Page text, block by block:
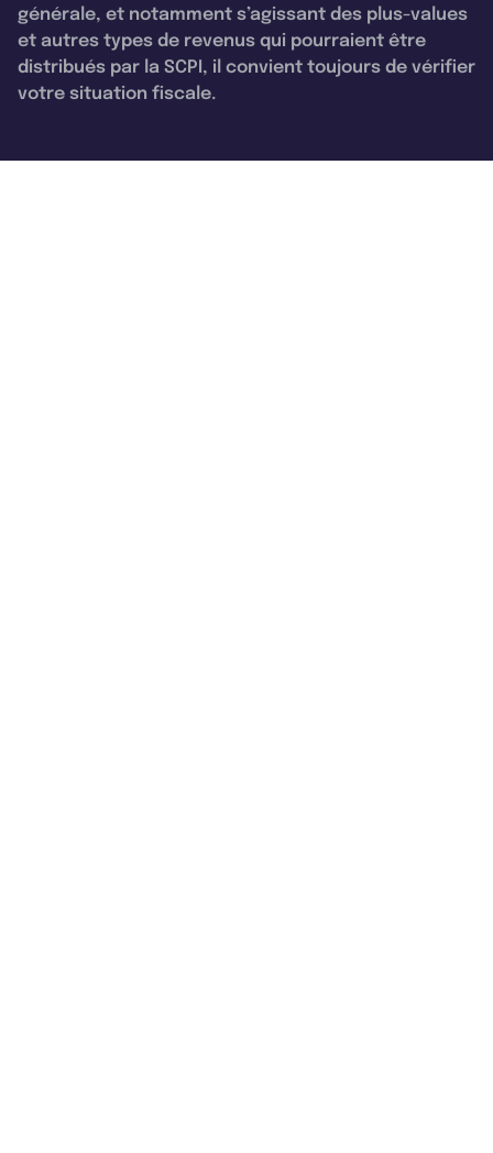
générale, et notamment s’agissant des plus-values
et autres types de revenus qui pourraient être
distribués par la SCPI, il convient toujours de vérifier
votre situation fiscale.